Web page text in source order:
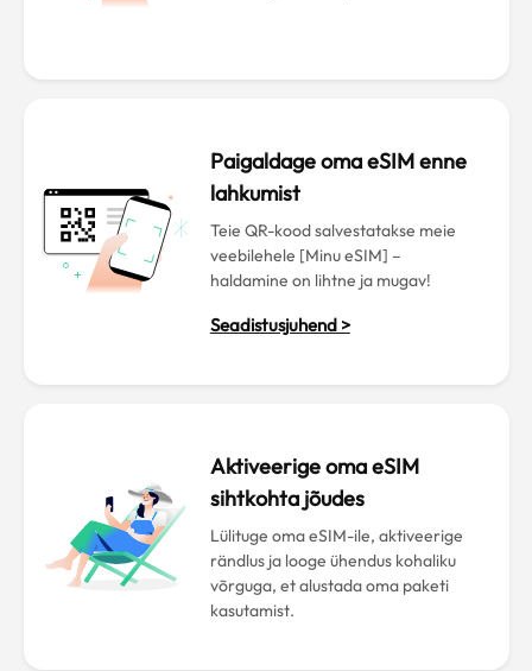
Paigaldage oma eSIM enne
lahkumist
Teie QR-kood salvestatakse meie
veebilehele [Minu eSIM] –
haldamine on lihtne ja mugav!
Seadistusjuhend >
Aktiveerige oma eSIM
sihtkohta jõudes
Lülituge oma eSIM-ile, aktiveerige
rändlus ja looge ühendus kohaliku
võrguga, et alustada oma paketi
kasutamist.